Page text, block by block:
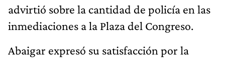
advirtió sobre la cantidad de policía en las
inmediaciones a la Plaza del Congreso.
Abaigar expresó su satisfacción por la